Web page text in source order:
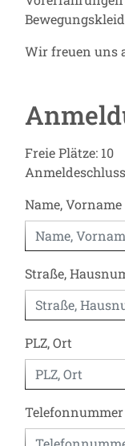
Wir freuen uns
Freie Plätze: 10
Name, Vorname
Straße,
PLZ, Ort
Telefonnummer